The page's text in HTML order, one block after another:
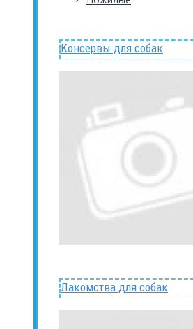
Консервы для собак
Лакомства для собак